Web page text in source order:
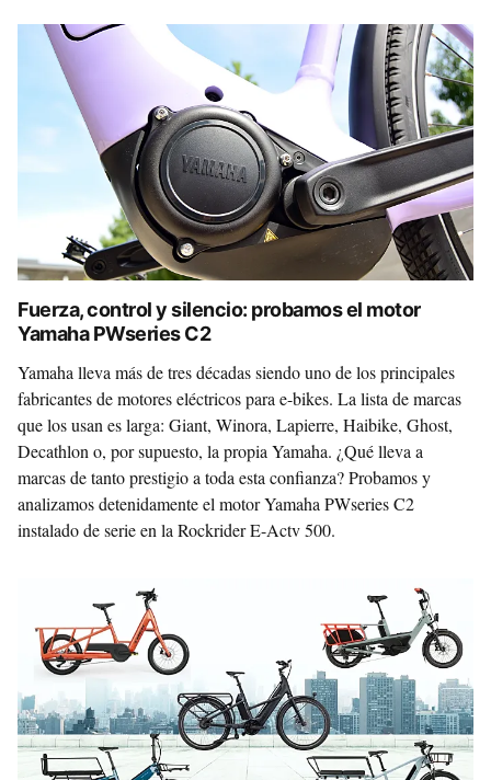
Fuerza, control y silencio: probamos el motor
Yamaha PWseries C2
Yamaha lleva más de tres décadas siendo uno de los principales
fabricantes de motores eléctricos para e-bikes. La lista de marcas
que los usan es larga: Giant, Winora, Lapierre, Haibike, Ghost,
Decathlon o, por supuesto, la propia Yamaha. ¿Qué lleva a
marcas de tanto prestigio a toda esta confianza? Probamos y
analizamos detenidamente el motor Yamaha PWseries C2
instalado de serie en la Rockrider E-Actv 500.